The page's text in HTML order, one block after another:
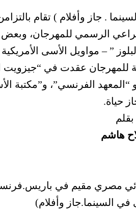
. جاز وأفلام ) تقام
الرسمي للمهرجان،
” – مواويل الأسى
للمهرجان عقدت في “جيزويت
“المعهد الفرنسي”، و”مكتبة
حياة.
بقلم
هاشم
مصري مقيم في
السينما.جاز وأفلام)